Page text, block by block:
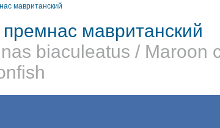
мавританский
мавританский
biaculeatus / Maroon